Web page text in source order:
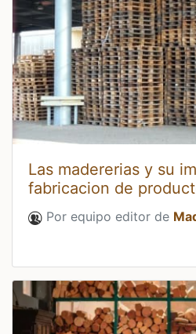
Las madererias y su
fabricacion de
Por equipo editor de